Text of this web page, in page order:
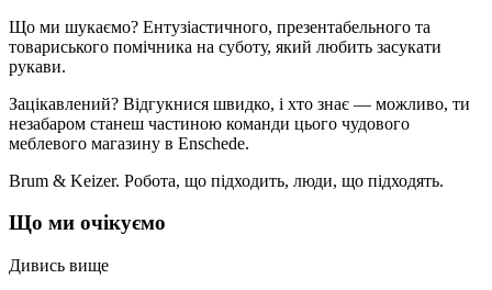
Що ми шукаємо? Ентузіастичного, презентабельного та
товариського помічника на суботу, який любить засукати
рукави.
Зацікавлений? Відгукнися швидко, і хто знає — можливо, ти
незабаром станеш частиною команди цього чудового
меблевого магазину в Enschede.
Brum & Keizer. Робота, що підходить, люди, що підходять.
Що ми очікуємо
Дивись вище